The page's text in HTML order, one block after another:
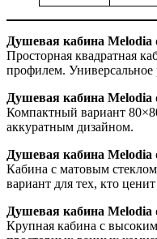
Душевая кабина Melodia
Просторная квадратная
профилем. Универсальное
Душевая кабина Melodia
Компактный вариант
аккуратным дизайном.
Душевая кабина Melodia
Кабина с матовым
вариант для тех, кто
Душевая кабина Melodia
Крупная кабина с